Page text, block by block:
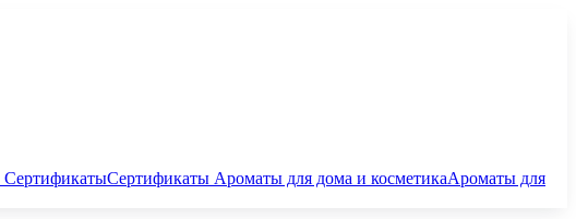
СертификатыСертификаты Ароматы для дома и косметикаАроматы для